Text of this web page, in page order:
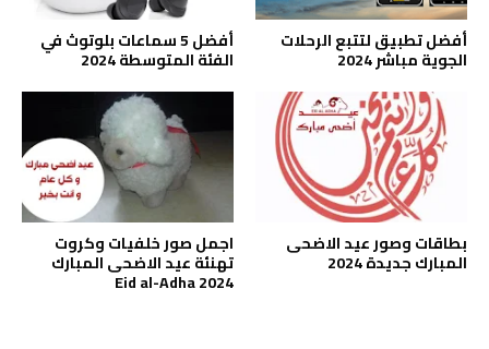
أفضل تطبيق لتتبع الرحلات
الجوية مباشر 2024
أفضل 5 سماعات بلوتوث في
الفئة المتوسطة 2024
بطاقات وصور عيد الاضحى
المبارك جديدة 2024
اجمل صور خلفيات وكروت
تهنئة عيد الاضحى المبارك
2024 Eid al-Adha